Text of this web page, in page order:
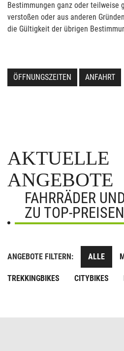
Bestimmungen ganz oder teilweise
verstoßen oder aus anderen
die Gültigkeit der übrigen
ÖFFNUNGSZEITEN ANFAHRT
AKTUELLE
ANGEBOTE
FAHRRÄDER
ZU TOP-PREISEN
ANGEBOTE FILTERN: ALLE
TREKKINGBIKES CITYBIKES